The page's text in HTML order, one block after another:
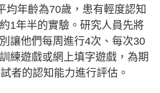
均年齡為70歲，患有輕度認知
1年半的實驗。研究人員先將
讓他們每周進行4次、每次30
練遊戲或網上填字遊戲，為期
者的認知能力進行評估。